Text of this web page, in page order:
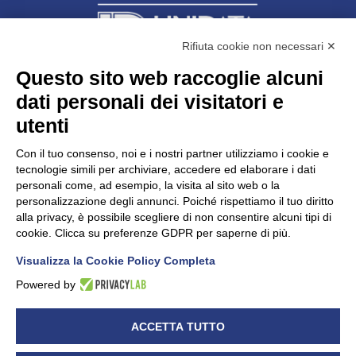
Unidata s.r.lcon unico socio
Largo dell’Artigianato, 1 - 23100 Sondrio
C.F. 00481790145 - N.REA SO-36426
PEC: unidata.sondrio@legalmail.it
Cap. soc. euro 100.000,00 i.v.
UNIDATA - Informativa privacy (per i clienti)
UNIDATA - Whistleblowing
Rifiuta cookie non necessari ✕
Questo sito web raccoglie alcuni
dati personali dei visitatori e
utenti
Con il tuo consenso, noi e i nostri partner utilizziamo i cookie e
tecnologie simili per archiviare, accedere ed elaborare i dati
personali come, ad esempio, la visita al sito web o la
personalizzazione degli annunci. Poiché rispettiamo il tuo diritto
alla privacy, è possibile scegliere di non consentire alcuni tipi di
cookie. Clicca su preferenze GDPR per saperne di più.
Visualizza la Cookie Policy Completa
Powered by
ACCETTA TUTTO